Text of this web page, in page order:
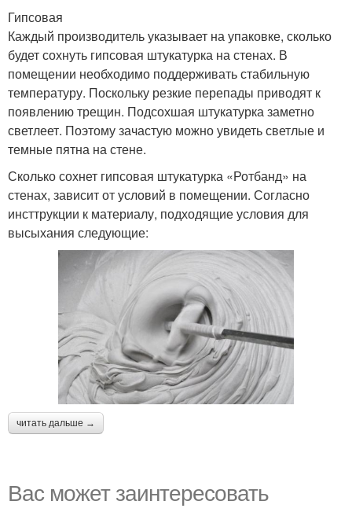
Гипсовая
Каждый производитель указывает на упаковке, сколько
будет сохнуть гипсовая штукатурка на стенах. В
помещении необходимо поддерживать стабильную
температуру. Поскольку резкие перепады приводят к
появлению трещин. Подсохшая штукатурка заметно
светлеет. Поэтому зачастую можно увидеть светлые и
темные пятна на стене.
Сколько сохнет гипсовая штукатурка «Ротбанд» на
стенах, зависит от условий в помещении. Согласно
инсттрукции к материалу, подходящие условия для
высыхания следующие:
читать дальше →
Вас может заинтересовать